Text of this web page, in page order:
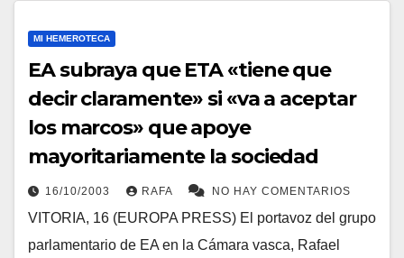
MI HEMEROTECA
EA subraya que ETA «tiene que
decir claramente» si «va a aceptar
los marcos» que apoye
mayoritariamente la sociedad
16/10/2003 RAFA NO HAY COMENTARIOS
VITORIA, 16 (EUROPA PRESS) El portavoz del grupo
parlamentario de EA en la Cámara vasca, Rafael